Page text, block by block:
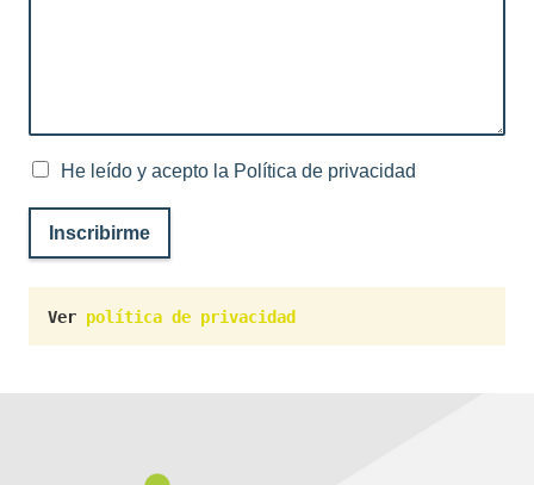
He leído y acepto la Política de privacidad
Inscribirme
Ver política de privacidad